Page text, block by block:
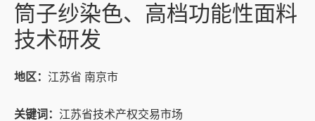
筒子纱染色、高档功能性面料
技术研发
地区： 江苏省 南京市
关键词： 江苏省技术产权交易市场